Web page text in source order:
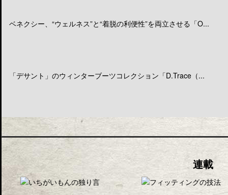
ベネクシー、“ウェルネス”と“着脱の利便性”を両立させる「O...
「デサント」のウィンターブーツコレクション「D.Trace（...
連載